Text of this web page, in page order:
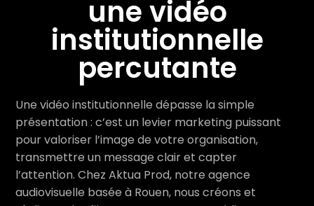
une vidéo
institutionnelle
percutante
Une vidéo institutionnelle dépasse la simple
présentation : c’est un levier marketing puissant
pour valoriser l’image de votre organisation,
transmettre un message clair et capter
l’attention. Chez Aktua Prod, notre agence
audiovisuelle basée à Rouen, nous créons et